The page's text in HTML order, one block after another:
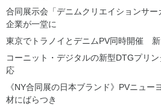
合同展示会「デニムクリエイションサ
企業が一堂に
東京でトラノイとデニムPV同時開催
コーニット・デジタルの新型DTGプリ
応
《NY合同展の日本ブランド》PVニュ
材にばらつき